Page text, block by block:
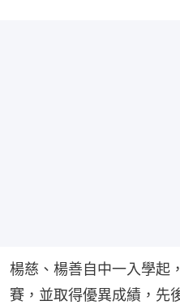
楊慈、楊善自中一入學起
賽，並取得優異成績，先